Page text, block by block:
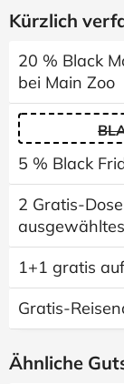
Kürzlich
20 % Black
bei Main Zoo
5 % Black
2 Gratis-
1+1 gratis
Gratis-
Ähnliche